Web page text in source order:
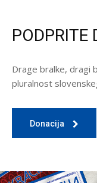
PODPRITE
Drage bralke, dragi
pluralnost
Donacija